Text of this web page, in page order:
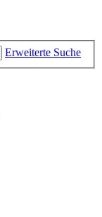
Erweiterte Suche